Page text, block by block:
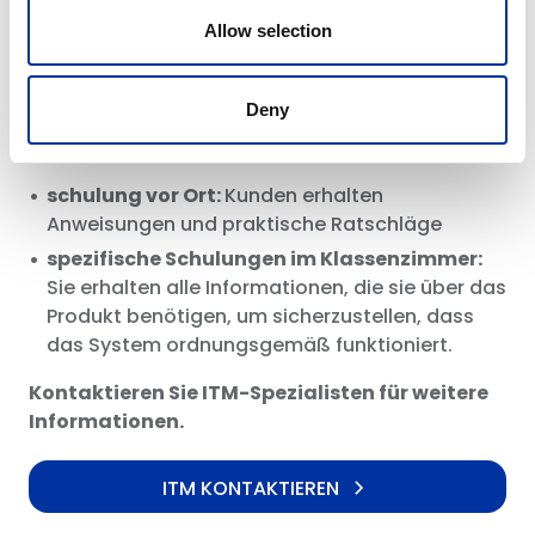
Allow selection
Deny
Kunden haben zwei Schulungsmöglichkeiten, die
vermitteln, die ihnen helfen, die Leistung ihrer
Produkte zu optimieren:
schulung vor Ort:Kunden erhalten
Anweisungen und praktische Ratschläge
spezifische Schulungen im Klassenzimmer:
Sie erhalten alle Informationen, die sie über das
Produkt benötigen, um sicherzustellen, dass
das System ordnungsgemäß funktioniert.
Kontaktieren Sie ITM-Spezialisten für weitere
Informationen.
ITM KONTAKTIEREN